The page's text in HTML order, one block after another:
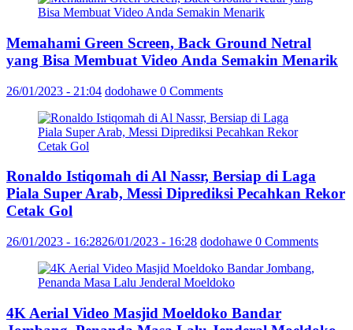
Memahami Green Screen, Back Ground Netral
yang Bisa Membuat Video Anda Semakin Menarik
26/01/2023 - 21:04 dodohawe 0 Comments
Ronaldo Istiqomah di Al Nassr, Bersiap di Laga
Piala Super Arab, Messi Diprediksi Pecahkan Rekor
Cetak Gol
26/01/2023 - 16:2826/01/2023 - 16:28 dodohawe 0 Comments
4K Aerial Video Masjid Moeldoko Bandar